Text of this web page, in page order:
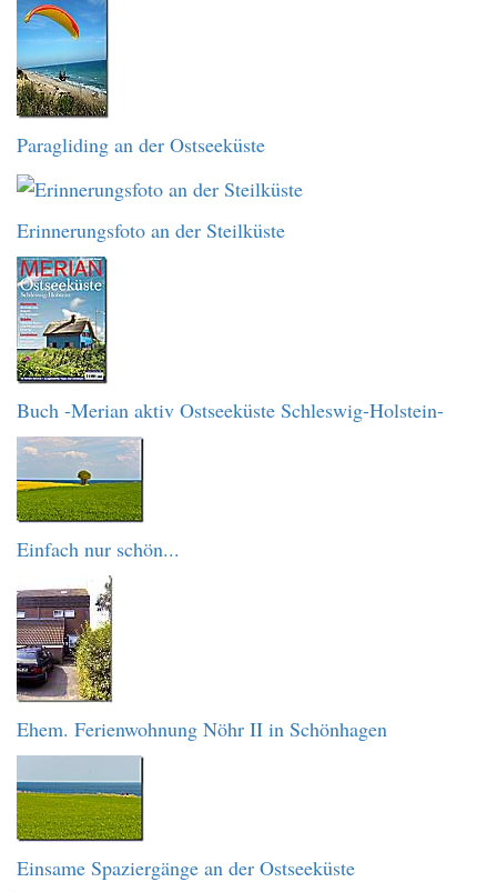
Paragliding an der Ostseeküste
Erinnerungsfoto an der Steilküste
Buch -Merian aktiv Ostseeküste Schleswig-Holstein-
Einfach nur schön...
Ehem. Ferienwohnung Nöhr II in Schönhagen
Einsame Spaziergänge an der Ostseeküste